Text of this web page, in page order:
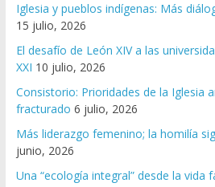
Iglesia y pueblos indígenas: Más
15 julio, 2026
El desafío de León XIV a las
XXI 10 julio, 2026
Consistorio: Prioridades de la Iglesia
fracturado 6 julio, 2026
Más liderazgo femenino; la homilía
junio, 2026
Una “ecología integral” desde la vida